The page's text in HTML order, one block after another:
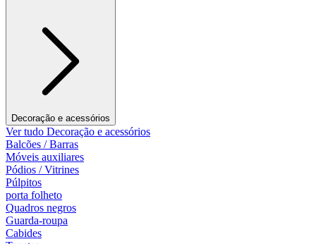
Decoração e acessórios
Ver tudo Decoração e acessórios
Balcões / Barras
Móveis auxiliares
Pódios / Vitrines
Púlpitos
porta folheto
Quadros negros
Guarda-roupa
Cabides